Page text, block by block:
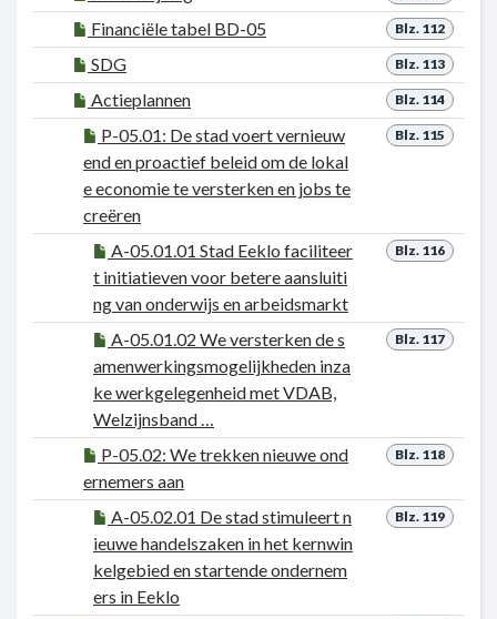
Blz. 112
Financiële tabel BD-05
Blz. 113
SDG
Blz. 114
Actieplannen
Blz. 115
P-05.01: De stad voert vernieuw
end en proactief beleid om de lokal
e economie te versterken en jobs te
creëren
Blz. 116
A-05.01.01 Stad Eeklo faciliteer
t initiatieven voor betere aansluiti
ng van onderwijs en arbeidsmarkt
Blz. 117
A-05.01.02 We versterken de s
amenwerkingsmogelijkheden inza
ke werkgelegenheid met VDAB,
Welzijnsband …
Blz. 118
P-05.02: We trekken nieuwe ond
ernemers aan
Blz. 119
A-05.02.01 De stad stimuleert n
ieuwe handelszaken in het kernwin
kelgebied en startende ondernem
ers in Eeklo